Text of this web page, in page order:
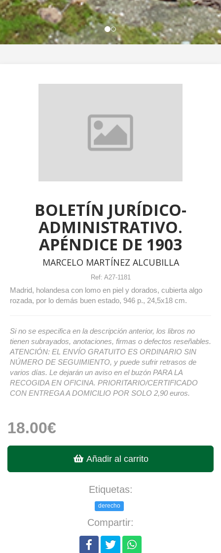
BOLETÍN JURÍDICO-
ADMINISTRATIVO.
APÉNDICE DE 1903
MARCELO MARTÍNEZ ALCUBILLA
Ref: A27-1181
Madrid, holandesa con lomo en piel y dorados, cubierta algo
rozada, por lo demás buen estado, 946 p., 24,5x18 cm.
Si no se especifica en la descripción anterior, los libros no
tienen subrayados, anotaciones, firmas o defectos reseñables.
ATENCIÓN: EL ENVÍO GRATUITO ES ORDINARIO SIN
NÚMERO DE SEGUIMIENTO, y puede sufrir retrasos de
varios días. Le dejarán un aviso en el buzón PARA LA
RECOGIDA EN OFICINA. PRIORITARIO/CERTIFICADO
CON ENTREGA A DOMICILIO POR SOLO 2,90 euros.
18.00€
Añadir al carrito
Etiquetas:
derecho
Compartir: